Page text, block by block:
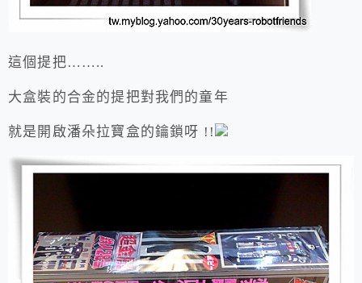
這個提把……..
大盒裝的合金的提把對我們的童年
就是開啟潘朵拉寶盒的鑰鎖呀 !!